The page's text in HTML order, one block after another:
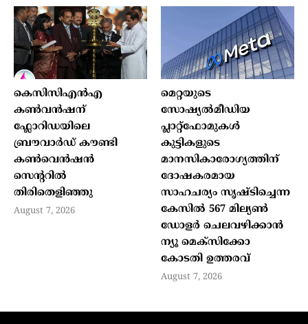
കെസിസിഎൻഎ
കൺവൻഷന്
ഫ്ലോറിഡയിലെ
ബ്രൗവാർഡ് കൗണ്ടി
കൺവെൻഷൻ
സെന്ററിൽ
തിരിതെളിഞ്ഞു
August 7, 2026
മെറ്റയുടെ
സോഷ്യല്‍മീഡിയ
പ്ലാറ്റ്‌ഫോമുകള്‍
കുട്ടികളുടെ
മാനസികാരോഗ്യത്തിന്
ദോഷകരമായ
സാഹചര്യം സൃഷ്ടിച്ചെന്ന
കേസില്‍ 567 മില്യണ്‍
ഡോളര്‍ ചെലവഴിക്കാന്‍
ന്യൂ മെക്‌സിക്കോ
കോടതി ഉത്തരവ്
August 7, 2026